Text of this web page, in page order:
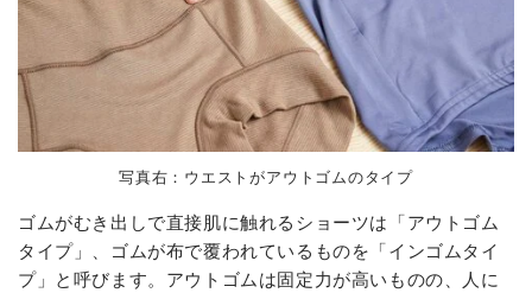
写真右：ウエストがアウトゴムのタイプ
ゴムがむき出しで直接肌に触れるショーツは「アウトゴム
タイプ」、ゴムが布で覆われているものを「インゴムタイ
プ」と呼びます。アウトゴムは固定力が高いものの、人に